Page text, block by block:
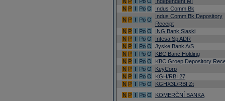
N P I Po O
Indus Comm Bk
N P I Po O
Indus Comm Bk Depository
Receipt
N P I Po O
ING Bank Slaski
N P I Po O
Intesa Sp ADR
N P I Po O
Jyske Bank A/S
N P I Po O
KBC Banc Holding
N P I Po O
KBC Groep Depository
N P I Po O
KeyCorp
N P I Po O
KGH/RBI 27
N P I Po O
KGHX3L/RBI Zt
N P I Po O
KOMERČNÍ BANKA